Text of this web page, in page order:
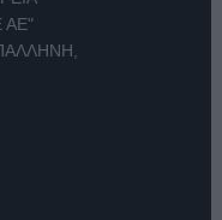
ΑΕ"